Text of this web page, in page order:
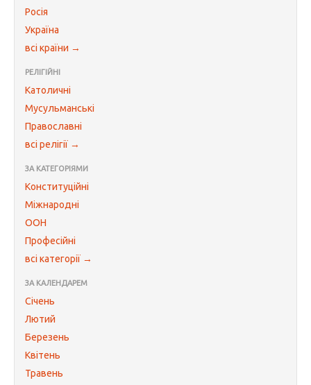
Росія
Україна
всі країни →
РЕЛІГІЙНІ
Католичні
Мусульманські
Православні
всі релігії →
ЗА КАТЕГОРІЯМИ
Конституційні
Міжнародні
ООН
Професійні
всі категорії →
ЗА КАЛЕНДАРЕМ
Січень
Лютий
Березень
Квітень
Травень